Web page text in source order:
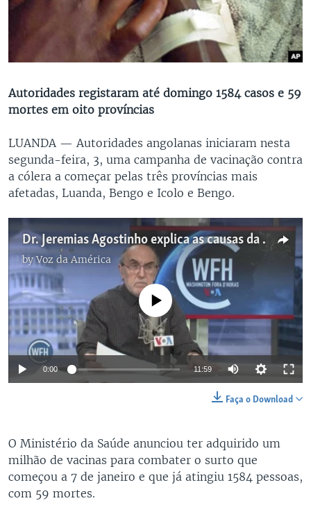
Autoridades registaram até domingo 1584 casos e 59
mortes em oito províncias
LUANDA — Autoridades angolanas iniciaram nesta
segunda-feira, 3, uma campanha de vacinação contra
a cólera a começar pelas três províncias mais
afetadas, Luanda, Bengo e Icolo e Bengo.
Dr. Jeremias Agostinho explica as causas da cólera e deixa recomendações à comunidade
byVoz da América
Auto 240p 360p 480p
720p 810p
No media source currently available
0:00 11:59
480p
720p
Faça o Download
O Ministério da Saúde anunciou ter adquirido um
milhão de vacinas para combater o surto que
começou a 7 de janeiro e que já atingiu 1584 pessoas,
com 59 mortes.